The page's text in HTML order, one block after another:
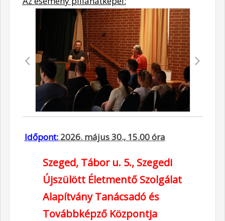
Időpont:2026. május 30., 15.00 óra
Szeged, Tábor u. 5., Szegedi
Újszülött Életmentő Szolgálat
Alapítvány Tanácsadó és
Továbbképző Központja